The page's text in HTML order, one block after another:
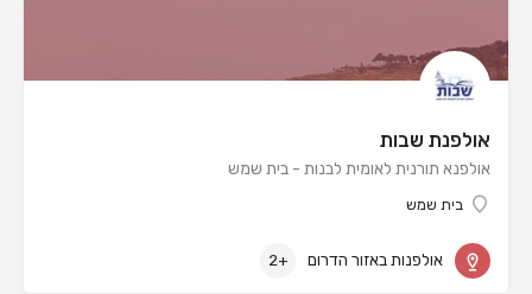
אולפנת שבות
אולפנא תורנית לאומית לבנות - בית שמש
בית שמש
אולפנות באזור הדרום +2